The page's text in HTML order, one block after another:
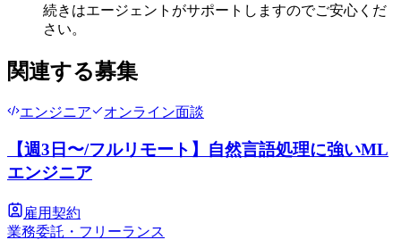
続きはエージェントがサポートしますのでご安心くだ
さい。
関連する募集
エンジニア オンライン面談
【週3日〜/フルリモート】自然言語処理に強いML
エンジニア
雇用契約
業務委託・フリーランス